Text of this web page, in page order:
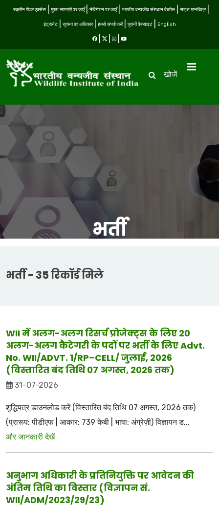
स्क्रीन रीडर एक्सेस मुख्य सामग्री पर जाएँ नेविगेशन पर जाएँ भारतीय वन्यजीव संस्थान वेबमेल साइट मानचित्र
इंट्रानेट सूचना का अधिकार हमसे संपर्क करें पुरानी वेबसाइट English
खोजें
भर्ती
भर्ती - 35 रिकॉर्ड मिले
WII में अलग-अलग रिसर्च प्रोजेक्ट्स के लिए 20
अलग-अलग कैटेगरी के पदों पर भर्ती के लिए Advt.
No. WII/ADVT. 1/RP–CELL/ जुलाई, 2026
(विस्तारित बंद तिथि 07 अगस्त, 2026 तक)
31-07-2026
शुद्धिपत्र डाउनलोड करें (विस्तारित बंद तिथि 07 अगस्त, 2026 तक)
(प्रारूप: पीडीएफ | आकार: 739 केबी | भाषा: अंग्रेज़ी) विज्ञापन ड...
और जानकारी देखें
अनुभाग अधिकारी के प्रतिनियुक्ति पर आवेदन की
अंतिम तिथि का विस्तार (विज्ञापन सं.
WII/ADM/2023/29/23)